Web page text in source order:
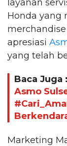
layanan
Honda yang
apresiasi
yang telah
Baca Juga :
Asmo
Marketing